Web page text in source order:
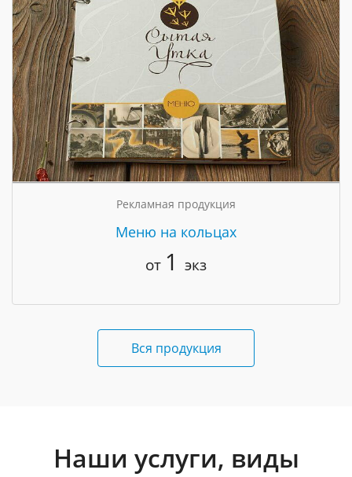
Рекламная продукция
Меню на кольцах
от 1 экз
Вся продукция
Наши услуги, виды